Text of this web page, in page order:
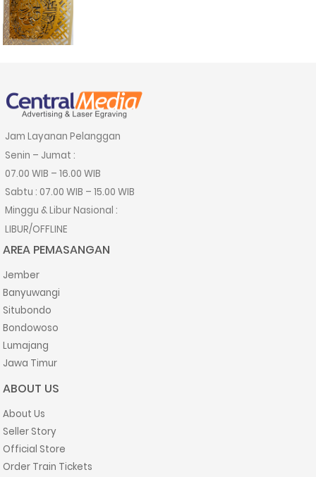
Jam Layanan Pelanggan
Senin – Jumat :
07.00 WIB – 16.00 WIB
Sabtu : 07.00 WIB – 15.00 WIB
Minggu & Libur Nasional :
LIBUR/OFFLINE
AREA PEMASANGAN
Jember
Banyuwangi
Situbondo
Bondowoso
Lumajang
Jawa Timur
ABOUT US
About Us
Seller Story
Official Store
Order Train Tickets